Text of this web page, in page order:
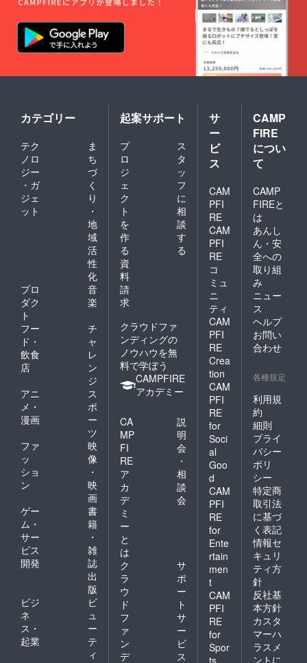
カテゴリー
テク
ノロ
ジー
・ガ
ジェ
ット
ま
ち
づ
く
り
・
地
域
活
性
化
プロ
ダク
ト
音
楽
フー
ド・
飲食
店
チ
ャ
レ
ン
ジ
アニ
メ・
漫画
ス
ポ
ー
ツ
ファ
ッ
ショ
ン
映
像
・
映
画
ゲー
ム・
サー
ビス
開発
書
籍
・
雑
誌
出
版
ビジ
ネ
ス・
起業
ビ
ュ
ー
テ
ィ
起案サポート
プ
ロ
ジ
ェ
ク
ト
を
作
る
ス
タ
ッ
フ
に
相
談
す
る
資
料
請
求
クラウドファ
ンディングの
ノウハウを無
料で学ぼう
CAMPFIRE
アカデミー
CA
MP
FI
RE
ア
カ
デ
ミ
ー
と
は
説
明
会
・
相
談
会
ク
ラ
ウ
ド
フ
ァ
ン
デ
サ
ポ
ー
ト
サ
ー
ビ
ス
サ
ー
ビ
ス
CAM
PFI
RE
CAM
PFI
RE
コ
ミュ
ニ
ティ
CAM
PFI
RE
Crea
tion
CAM
PFI
RE
for
Soci
al
Goo
d
CAM
PFI
RE
for
Ente
rtain
men
t
CAM
PFI
RE
for
Spor
CAMP
FIRE
につい
て
CAMP
FIREと
は
あんし
ん・安
全への
取り組
み
ニュー
ス
ヘルプ
お問い
合わせ
各種規定
利用規
約
細則
プライ
バシー
ポリ
シー
特定商
取引法
に基づ
く表記
情報セ
キュリ
ティ方
針
反社基
本方針
カスタ
マーハ
ラスメ
ントに